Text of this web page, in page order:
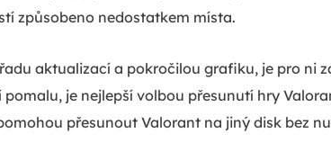
způsobeno nedostatkem místa.
aktualizací a pokročilou grafiku, je pro ni
je nejlepší volbou přesunutí hry
přesunout Valorant na jiný disk bez